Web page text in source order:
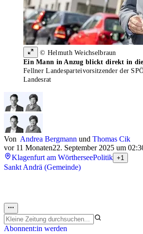
© Helmuth Weichselbraun
Ein Mann in Anzug blickt direkt in
Fellner Landesparteivorsitzender der
Landesrat
Von Andrea Bergmann und Thomas Cik
vor 11 Monaten22. September 2025 um
Klagenfurt am WörtherseePolitik +1
Sankt Andrä (Gemeinde)
Abonnent:in werden